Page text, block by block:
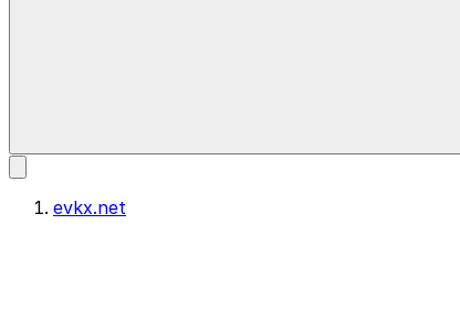
evkx.net